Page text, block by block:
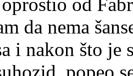
od
da nema
i nakon što je